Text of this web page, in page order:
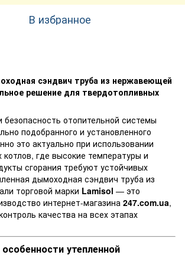
В избранное
сэндвич труба из нержавеющей
решение для твердотопливных
отопительной системы
подобранного и установленного
это актуально при использовании
где высокие температуры и
сгорания требуют устойчивых
дымоходная сэндвич труба из
торговой марки Lamisol — это
интернет-магазина 247.com.ua,
качества на всех этапах
утепленной